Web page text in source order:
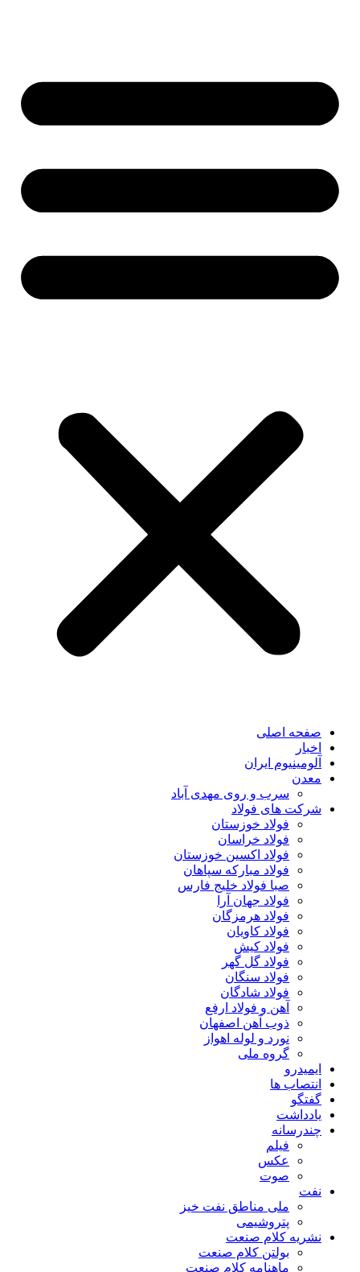
صفحه اصلی
اخبار
آلومینیوم ایران
معدن
سرب و روی مهدی آباد
شرکت های فولاد
فولاد خوزستان
فولاد خراسان
فولاد اکسین خوزستان
فولاد مبارکه سپاهان
صبا فولاد خلیج فارس
فولاد جهان آرا
فولاد هرمزگان
فولاد کاویان
فولاد کیش
فولاد گل گهر
فولاد سنگان
فولاد شادگان
آهن و فولاد ارفع
ذوب آهن اصفهان
نورد و لوله اهواز
گروه ملی
ایمیدرو
انتصاب ها
گفتگو
یادداشت
چندرسانه
فیلم
عکس
صوت
نفت
ملی مناطق نفت خیز
پتروشیمی
نشریه کلام صنعت
بولتن کلام صنعت
ماهنامه کلام صنعت